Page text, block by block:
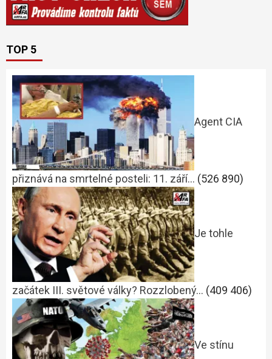
TOP 5
Agent CIA
přiznává na smrtelné posteli: 11. září… (526 890)
Je tohle
začátek III. světové války? Rozzlobený… (409 406)
Ve stínu